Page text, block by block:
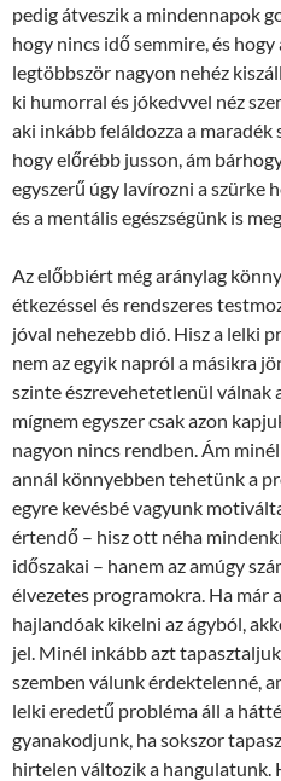
pedig átveszik a mindennapok
hogy nincs idő semmire, és
legtöbbször nagyon nehéz
ki humorral és jókedvvel néz
aki inkább feláldozza a maradék
hogy előrébb jusson, ám
egyszerű úgy lavírozni a szürke
és a mentális egészségünk is
Az előbbiért még aránylag
étkezéssel és rendszeres
jóval nehezebb dió. Hisz a lelki
nem az egyik napról a másikra
szinte észrevehetetlenül válnak
mígnem egyszer csak azon
nagyon nincs rendben. Ám
annál könnyebben tehetünk a
egyre kevésbé vagyunk
értendő – hisz ott néha
időszakai – hanem az amúgy
élvezetes programokra. Ha már
hajlandóak kikelni az ágyból,
jel. Minél inkább azt
szemben válunk érdektelenné,
lelki eredetű probléma áll a
gyanakodjunk, ha sokszor
hirtelen változik a hangulatunk.